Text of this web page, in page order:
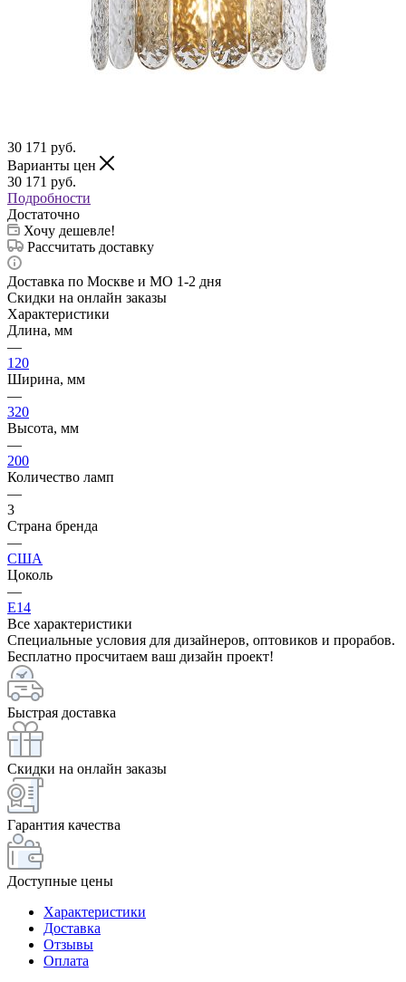
30 171 руб.
Варианты цен
30 171 руб.
Подробности
Достаточно
Хочу дешевле!
Рассчитать доставку
Доставка по Москве и МО 1-2 дня
Скидки на онлайн заказы
Характеристики
Длина, мм
—
120
Ширина, мм
—
320
Высота, мм
—
200
Количество ламп
—
3
Страна бренда
—
США
Цоколь
—
E14
Все характеристики
Специальные условия для дизайнеров, оптовиков и прорабов.
Бесплатно просчитаем ваш дизайн проект!
Быстрая доставка
Скидки на онлайн заказы
Гарантия качества
Доступные цены
Характеристики
Доставка
Отзывы
Оплата